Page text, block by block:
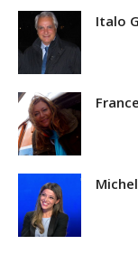
Italo